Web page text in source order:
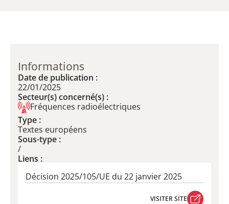
Informations
Date de publication :
22/01/2025
Secteur(s) concerné(s) :
Fréquences radioélectriques
Type :
Textes européens
Sous-type :
/
Liens :
Décision 2025/105/UE du 22 janvier 2025
VISITER SITE